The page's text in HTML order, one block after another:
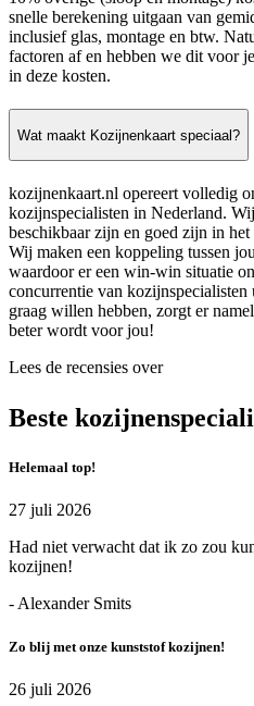
snelle berekening uitgaan van
inclusief glas, montage en btw.
factoren af en hebben we dit voor
in deze kosten.
Wat maakt Kozijnenkaart speciaal?
kozijnenkaart.nl opereert volledig
kozijnspecialisten in Nederland.
beschikbaar zijn en goed zijn in
Wij maken een koppeling tussen
waardoor er een win-win situatie
concurrentie van
graag willen hebben, zorgt er
beter wordt voor jou!
Lees de recensies over
Beste
Helemaal top!
27 juli 2026
Had niet verwacht dat ik zo zou
kozijnen!
- Alexander Smits
Zo blij met onze kunststof kozijnen!
26 juli 2026